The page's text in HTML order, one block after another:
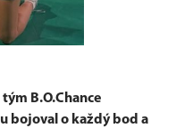
tým B.O.Chance
bojoval o každý bod a